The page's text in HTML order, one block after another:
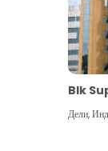
Blk
Дели,